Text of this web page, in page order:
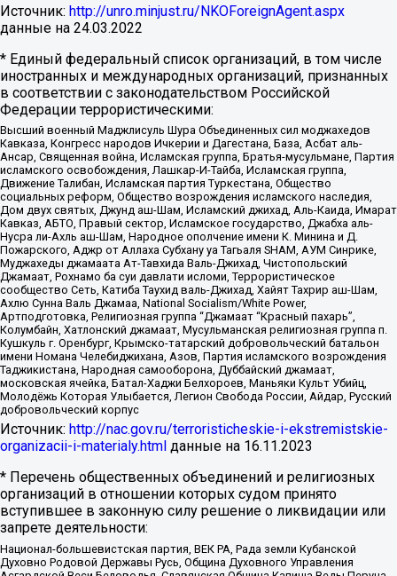
Источник: http://unro.minjust.ru/NKOForeignAgent.aspx
данные на 24.03.2022
* Единый федеральный список организаций, в том числе
иностранных и международных организаций, признанных
в соответствии с законодательством Российской
Федерации террористическими:
Высший военный Маджлисуль Шура Объединенных сил моджахедов
Кавказа, Конгресс народов Ичкерии и Дагестана, База, Асбат аль-
Ансар, Священная война, Исламская группа, Братья-мусульмане, Партия
исламского освобождения, Лашкар-И-Тайба, Исламская группа,
Движение Талибан, Исламская партия Туркестана, Общество
социальных реформ, Общество возрождения исламского наследия,
Дом двух святых, Джунд аш-Шам, Исламский джихад, Аль-Каида, Имарат
Кавказ, АБТО, Правый сектор, Исламское государство, Джабха аль-
Нусра ли-Ахль аш-Шам, Народное ополчение имени К. Минина и Д.
Пожарского, Аджр от Аллаха Субхану уа Тагьаля SHAM, АУМ Синрике,
Муджахеды джамаата Ат-Тавхида Валь-Джихад, Чистопольский
Джамаат, Рохнамо ба суи давлати исломи, Террористическое
сообщество Сеть, Катиба Таухид валь-Джихад, Хайят Тахрир аш-Шам,
Ахлю Сунна Валь Джамаа, National Socialism/White Power,
Артподготовка, Религиозная группа “Джамаат “Красный пахарь”,
Колумбайн, Хатлонский джамаат, Мусульманская религиозная группа п.
Кушкуль г. Оренбург, Крымско-татарский добровольческий батальон
имени Номана Челебиджихана, Азов, Партия исламского возрождения
Таджикистана, Народная самооборона, Дуббайский джамаат,
московская ячейка, Батал-Хаджи Белхороев, Маньяки Культ Убийц,
Молодёжь Которая Улыбается, Легион Свобода России, Айдар, Русский
добровольческий корпус
Источник: http://nac.gov.ru/terroristicheskie-i-ekstremistskie-
organizacii-i-materialy.html данные на 16.11.2023
* Перечень общественных объединений и религиозных
организаций в отношении которых судом принято
вступившее в законную силу решение о ликвидации или
запрете деятельности:
Национал-большевистская партия, ВЕК РА, Рада земли Кубанской
Духовно Родовой Державы Русь, Община Духовного Управления